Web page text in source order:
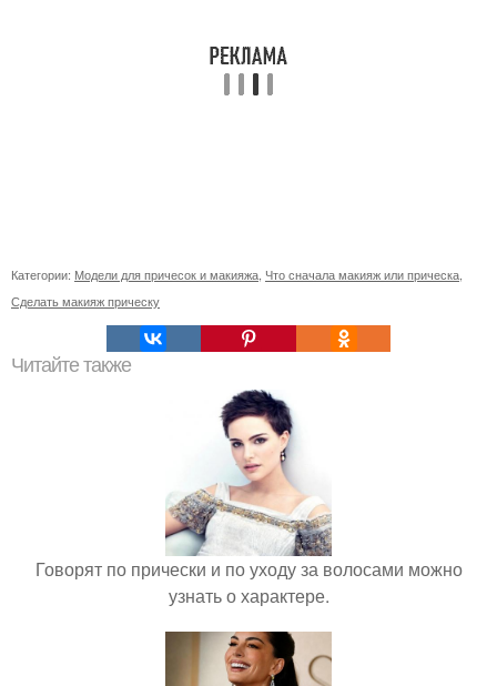
Категории: Модели для причесок и макияжа Что сначала макияж или прическа
Сделать макияж прическу
Читайте также
Говорят по прически и по уходу за волосами можно
узнать о характере.